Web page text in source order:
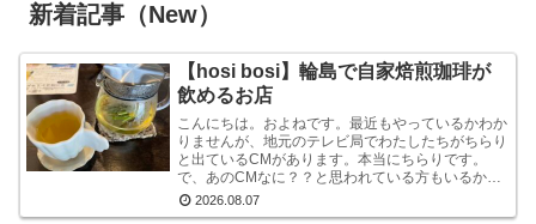
新着記事（New）
【hosi bosi】輪島で自家焙煎珈琲が
飲めるお店
こんにちは。およねです。最近もやっているかわか
りませんが、地元のテレビ局でわたしたちがちらり
と出ているCMがあります。本当にちらりです。
で、あのCMなに？？と思われている方もいるかも
しれませんが、あれは『石川県信用保証協会』とい
う、中小企業...
2026.08.07